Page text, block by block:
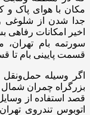
مکان با هوای پاک و
جدا شدن از شلوغی
اخیر امکانات رفاهی
سورتمه بام
قسمت پایینی بام تا
اگر وسیله حمل‌ونقل
بزرگراه چمران شمال
قصد استفاده از
اتوبوس تندروی